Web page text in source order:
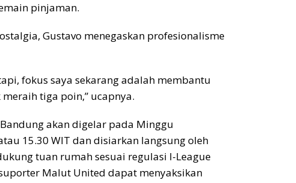
pinjaman.
Gustavo menegaskan profesionalisme
fokus saya sekarang adalah membantu
tiga poin,” ucapnya.
akan digelar pada Minggu
15.30 WIT dan disiarkan langsung oleh
tuan rumah sesuai regulasi I-League
Malut United dapat menyaksikan